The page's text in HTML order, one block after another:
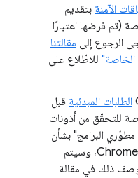
الآمنة بتقديم
(تم فرضها اعتبارًا
مقالتنا
للاطّلاع على
الطلبات المبدئية قبل
للتحقّق من أذونات
البرامج" بشأن
حالات الفشل منذ الإصدار 104 من Chrome، وسيتم